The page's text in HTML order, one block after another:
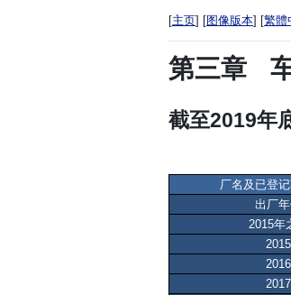
[主页] [图像版本] [繁體
第三章
截至2019年
厂名及已登
出厂
2015年
2015
2016
2017